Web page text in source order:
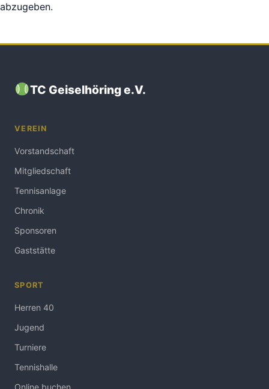
abzugeben.
TC Geiselhöring e.V.
VEREIN
Vorstandschaft
Mitgliedschaft
Tennisanlage
Chronik
Sponsoren
Gaststätte
SPORT
Herren 40
Jugend
Turniere
Tennishalle